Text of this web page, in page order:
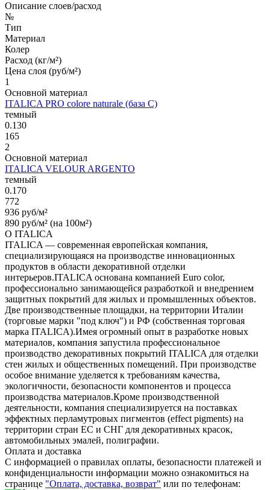
Описание слоев/расход
№
Тип
Материал
Колер
Расход (кг/м²)
Цена слоя (руб/м²)
1
Основной материал
ITALICA PRO colore naturale (база С)
темный
0.130
165
2
Основной материал
ITALICA VELOUR ARGENTO
темный
0.170
772
936 руб/м²
890 руб/м² (на 100м²)
О ITALICA
ITALICA — современная европейская компания,
специализирующаяся на производстве инновационных
продуктов в области декоративной отделки
интерьеров.ITALICA основана компанией Euro color,
профессионально занимающейся разработкой и внедрением
защитных покрытий для жилых и промышленных объектов.
Две производственные площадки, на территории Италии
(торговые марки "под ключ") и РФ (собственная торговая
марка ITALICA).Имея огромный опыт в разработке новых
материалов, компания запустила профессиональное
производство декоративных покрытий ITALICA для отделки
стен жилых и общественных помещений. При производстве
особое внимание уделяется к требованиям качества,
экологичности, безопасности компонентов и процесса
производства материалов.Кроме производственной
деятельности, компания специализируется на поставках
эффектных перламутровых пигментов (effect pigments) на
территории стран ЕС и СНГ для декоративных красок,
автомобильных эмалей, полиграфии.
Оплата и доставка
С информацией о правилах оплаты, безопасности платежей и
конфиденциальности информации можно ознакомиться на
странице "Оплата, доставка, возврат" или по телефонам: